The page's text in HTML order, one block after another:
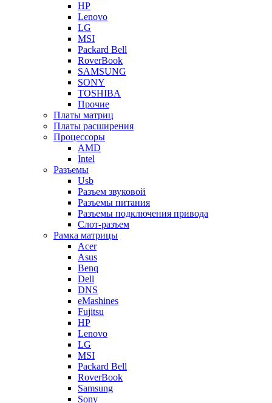
HP
Lenovo
LG
MSI
Packard Bell
RoverBook
SAMSUNG
SONY
TOSHIBA
Прочие
Платы матриц
Платы расширения
Процессоры
AMD
Intel
Разъемы
Usb
Разъем звуковой
Разъемы питания
Разъемы подключения привода
Слот-разъем
Рамка матрицы
Acer
Asus
Benq
Dell
DNS
eMashines
Fujitsu
HP
Lenovo
LG
MSI
Packard Bell
RoverBook
Samsung
Sony